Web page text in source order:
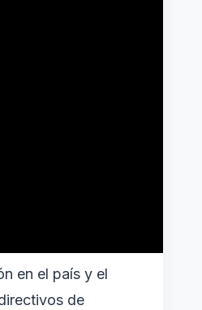
en el país y el
de